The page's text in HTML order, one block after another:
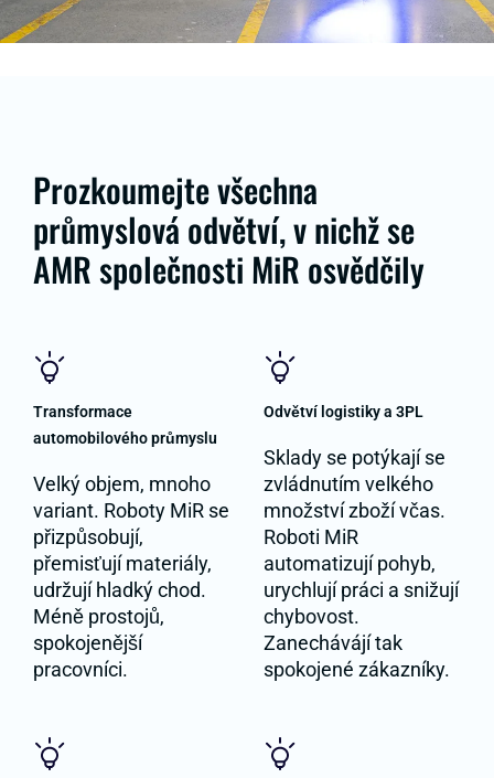
Prozkoumejte všechna
průmyslová odvětví, v nichž se
AMR společnosti MiR osvědčily
Transformace
automobilového průmyslu
Velký objem, mnoho
variant. Roboty MiR se
přizpůsobují,
přemisťují materiály,
udržují hladký chod.
Méně prostojů,
spokojenější
pracovníci.
Odvětví logistiky a 3PL
Sklady se potýkají se
zvládnutím velkého
množství zboží včas.
Roboti MiR
automatizují pohyb,
urychlují práci a snižují
chybovost.
Zanechávájí tak
spokojené zákazníky.